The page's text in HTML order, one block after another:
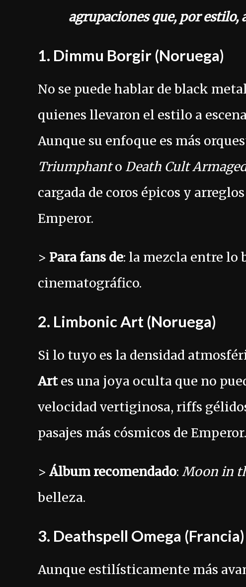
agrupaciones que, por
1. Dimmu Borgir (Noruega)
No se puede hablar de black
quienes llevaron el estilo a
Aunque su enfoque es más
Triumphanto Death Cult
cargada de coros épicos y
Emperor.
> Para fans de: la mezcla entre lo
cinematográfico.
2. Limbonic Art (Noruega)
Si lo tuyo es la densidad
Artes una joya oculta que no
velocidad vertiginosa, riffs
pasajes más cósmicos de Emperor.
> Álbum recomendado: Moon in
belleza.
3. Deathspell Omega (Francia)
Aunque estilísticamente más